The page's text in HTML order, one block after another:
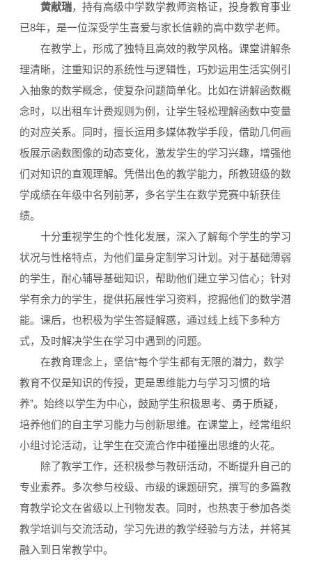
黄献瑞，持有高级中学数学教师资格证，投身教育事业
已8年，是一位深受学生喜爱与家长信赖的高中数学老师。
在教学上，形成了独特且高效的教学风格。课堂讲解条
理清晰，注重知识的系统性与逻辑性，巧妙运用生活实例引
入抽象的数学概念，使复杂问题简单化。比如在讲解函数概
念时，以出租车计费规则为例，让学生轻松理解函数中变量
的对应关系。同时，擅长运用多媒体教学手段，借助几何画
板展示函数图像的动态变化，激发学生的学习兴趣，增强他
们对知识的直观理解。凭借出色的教学能力，所教班级的数
学成绩在年级中名列前茅，多名学生在数学竞赛中斩获佳
绩。
十分重视学生的个性化发展，深入了解每个学生的学习
状况与性格特点，为他们量身定制学习计划。对于基础薄弱
的学生，耐心辅导基础知识，帮助他们建立学习信心；针对
学有余力的学生，提供拓展性学习资料，挖掘他们的数学潜
能。课后，也积极为学生答疑解惑，通过线上线下多种方
式，及时解决学生在学习中遇到的问题。
在教育理念上，坚信“每个学生都有无限的潜力，数学
教育不仅是知识的传授，更是思维能力与学习习惯的培
养”。始终以学生为中心，鼓励学生积极思考、勇于质疑，
培养他们的自主学习能力与创新思维。在课堂上，经常组织
小组讨论活动，让学生在交流合作中碰撞出思维的火花。
除了教学工作，还积极参与教研活动，不断提升自己的
专业素养。多次参与校级、市级的课题研究，撰写的多篇教
育教学论文在省级以上刊物发表。同时，也热衷于参加各类
教学培训与交流活动，学习先进的教学经验与方法，并将其
融入到日常教学中。